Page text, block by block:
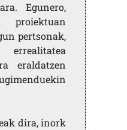
Egunero,
proiektuan
pertsonak,
eraldatzen
dira, inork